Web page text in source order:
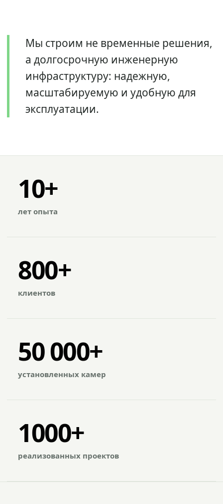
Мы строим не временные решения,
а долгосрочную инженерную
инфраструктуру: надежную,
масштабируемую и удобную для
эксплуатации.
10+
лет опыта
800+
клиентов
50 000+
установленных камер
1000+
реализованных проектов